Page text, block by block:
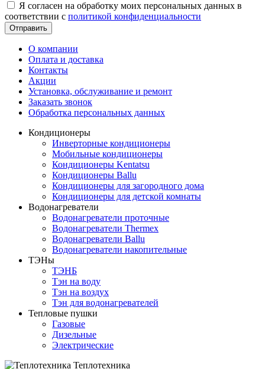
Я согласен на обработку моих персональных данных в
соответствии с политикой конфиденциальности
Отправить
О компании
Оплата и доставка
Контакты
Акции
Установка, обслуживание и ремонт
Заказать звонок
Обработка персональных данных
Кондиционеры
Инверторные кондиционеры
Мобильные кондиционеры
Кондиционеры Kentatsu
Кондиционеры Ballu
Кондиционеры для загородного дома
Кондиционеры для детской комнаты
Водонагреватели
Водонагреватели проточные
Водонагреватели Thermex
Водонагреватели Ballu
Водонагреватели накопительные
ТЭНы
ТЭНБ
Тэн на воду
Тэн на воздух
Тэн для водонагревателей
Тепловые пушки
Газовые
Дизельные
Электрические
Теплотехника